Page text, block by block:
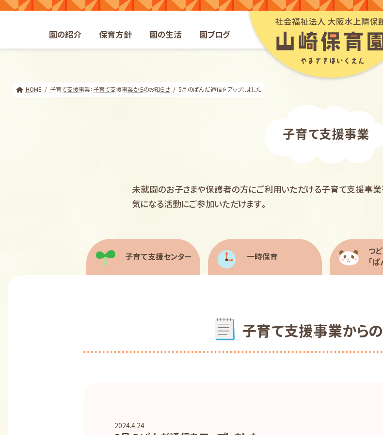
コ
ツ
ナ
シ
山崎保育
園の紹介 保育方針 園の生活 園ブログ
HOME 子育て支援事業：子育て支援事業からのお知らせ 5月のぱんだ通信をアップしました
子育て支援事業
未就園のお子さまや保護者の方にご利用いただける子育て支援事業
気になる活動にご参加いただけます。
子育て支援センター 一時保育
つ
「
子育て支援事業から
2024.4.24